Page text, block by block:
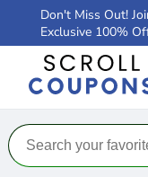
Don't Miss Out!
Exclusive 100%